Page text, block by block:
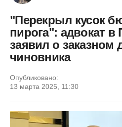
"Перекрыл кусок
пирога": адвокат в
заявил о заказном
чиновника
Опубликовано:
13 марта 2025, 11:30